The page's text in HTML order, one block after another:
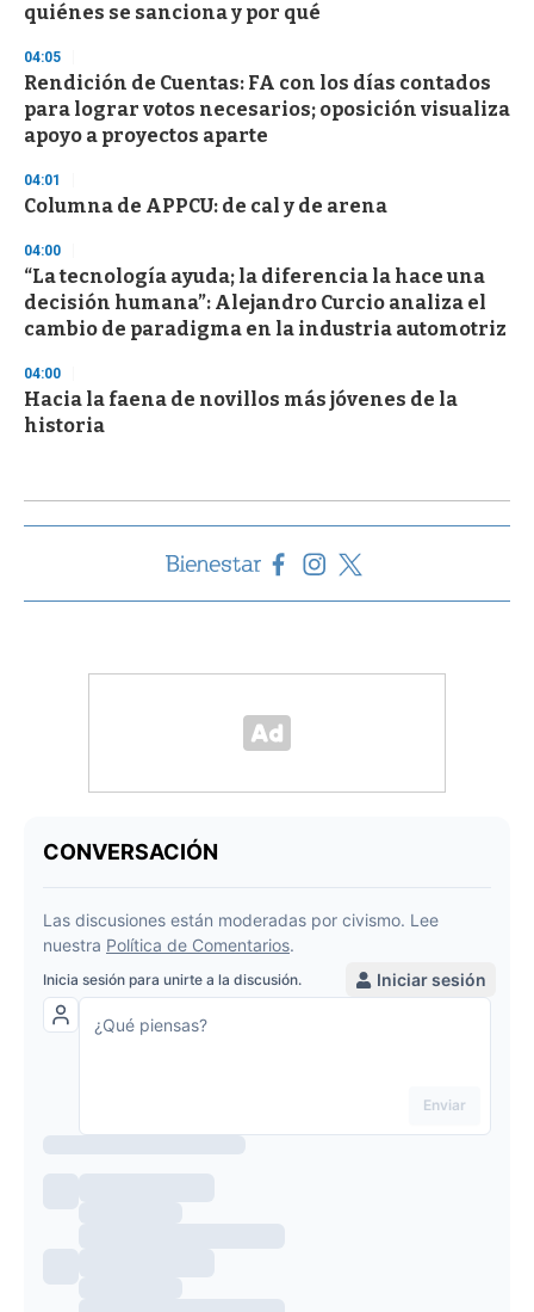
quiénes se sanciona y por qué
04:05
Rendición de Cuentas: FA con los días contados
para lograr votos necesarios; oposición visualiza
apoyo a proyectos aparte
04:01
Columna de APPCU: de cal y de arena
04:00
“La tecnología ayuda; la diferencia la hace una
decisión humana”: Alejandro Curcio analiza el
cambio de paradigma en la industria automotriz
04:00
Hacia la faena de novillos más jóvenes de la
historia